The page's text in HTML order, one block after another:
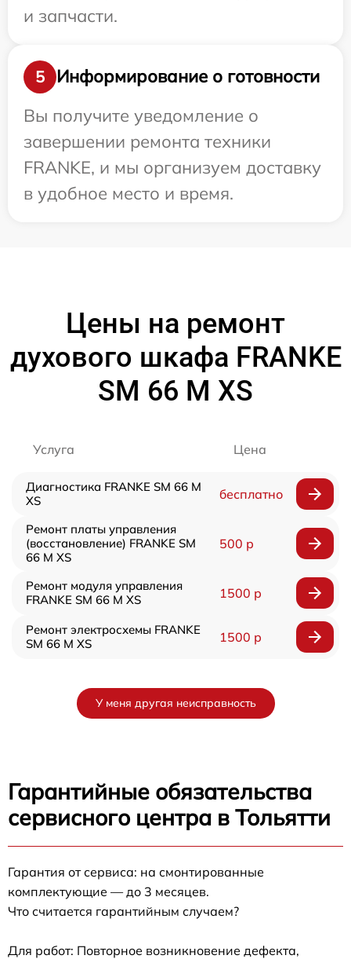
и запчасти.
5
Информирование о готовности
Вы получите уведомление о
завершении ремонта техники
FRANKE, и мы организуем доставку
в удобное место и время.
Цены на ремонт
духового шкафа FRANKE
SM 66 M XS
Услуга Цена
Диагностика FRANKE SM 66 M
XS
бесплатно
Ремонт платы управления
(восстановление) FRANKE SM
66 M XS
500 р
Ремонт модуля управления
FRANKE SM 66 M XS
1500 р
Ремонт электросхемы FRANKE
SM 66 M XS
1500 р
У меня другая неисправность
Гарантийные обязательства
сервисного центра в Тольятти
Гарантия от сервиса: на смонтированные
комплектующие — до 3 месяцев.
Что считается гарантийным случаем?
Для работ: Повторное возникновение дефекта,